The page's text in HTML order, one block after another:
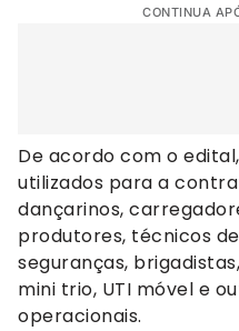
CONTINUA
De acordo com o
utilizados para a
dançarinos,
produtores, técnicos
seguranças,
mini trio, UTI móvel e
operacionais.